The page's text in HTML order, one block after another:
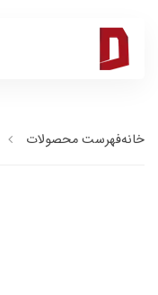
خانهفهرست محصولات